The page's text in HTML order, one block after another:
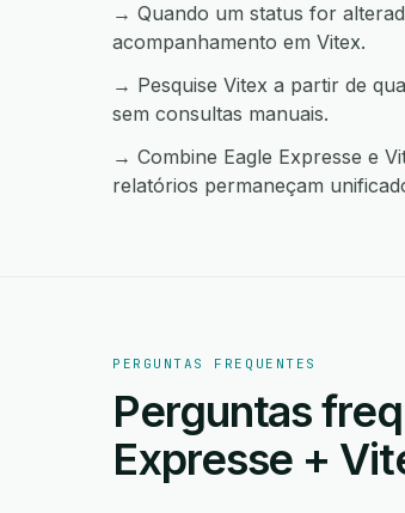
→ Quando um status for
acompanhamento em Vitex.
→ Pesquise Vitex a partir de
sem consultas manuais.
→ Combine Eagle Expresse e
relatórios permaneçam
PERGUNTAS FREQUENTES
Perguntas
Expresse +